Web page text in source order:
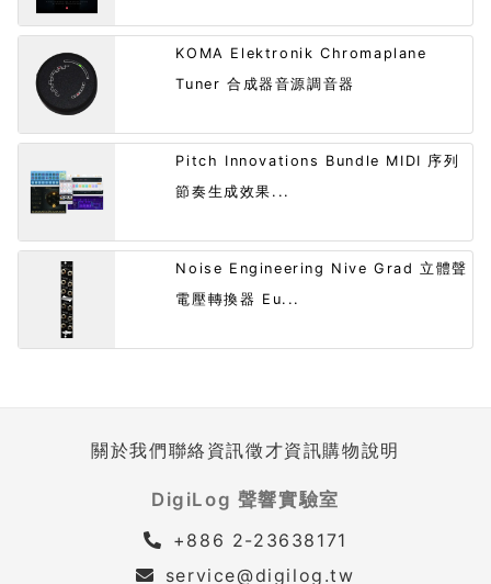
KOMA Elektronik Chromaplane
Tuner 合成器音源調音器
Pitch Innovations Bundle MIDI 序列
節奏生成效果...
Noise Engineering Nive Grad 立體聲
電壓轉換器 Eu...
關於我們聯絡資訊徵才資訊購物說明
DigiLog 聲響實驗室
+886 2-23638171
service@digilog.tw